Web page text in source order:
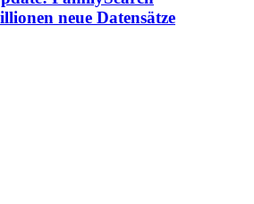
neue Datensätze